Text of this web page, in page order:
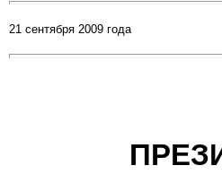
21 сентября 2009 года